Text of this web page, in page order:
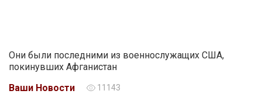
Они были последними из военнослужащих США,
покинувших Афганистан
Ваши Новости
11143